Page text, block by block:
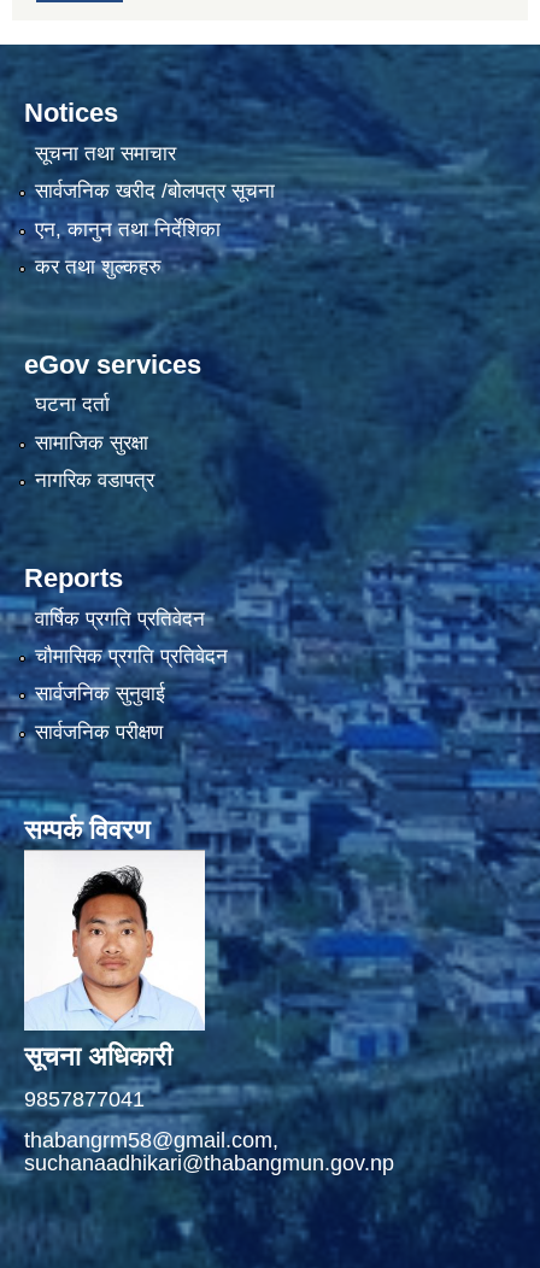
Notices
सूचना तथा समाचार
सार्वजनिक खरीद /बोलपत्र सूचना
एन, कानुन तथा निर्देशिका
कर तथा शुल्कहरु
eGov services
घटना दर्ता
सामाजिक सुरक्षा
नागरिक वडापत्र
Reports
वार्षिक प्रगति प्रतिवेदन
चौमासिक प्रगति प्रतिवेदन
सार्वजनिक सुनुवाई
सार्वजनिक परीक्षण
सम्पर्क विवरण
सूचना अधिकारी
9857877041
thabangrm58@gmail.com,
suchanaadhikari@thabangmun.gov.np